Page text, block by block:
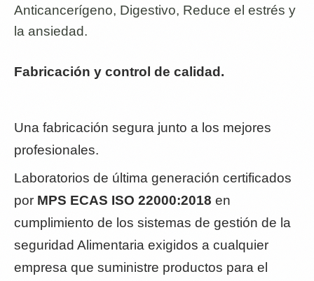
Anticancerígeno, Digestivo, Reduce el estrés y
la ansiedad.
Fabricación y control de calidad.
Una fabricación segura junto a los mejores
profesionales.
Laboratorios de última generación certificados
por MPS ECAS ISO 22000:2018 en
cumplimiento de los sistemas de gestión de la
seguridad Alimentaria exigidos a cualquier
empresa que suministre productos para el